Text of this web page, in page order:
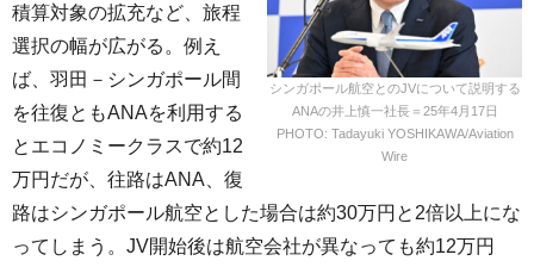
シンガポール航空とのJVについて説明する
ANAの井上慎一社長＝25年4月17日
PHOTO: Tadayuki YOSHIKAWA/Aviation
Wire
積算対象の拡充など、旅程
選択の幅が広がる。例え
ば、羽田－シンガポール間
を往復ともANAを利用する
とエコノミークラスで約12
万円だが、往路はANA、復
路はシンガポール航空とした場合は約30万円と2倍以上にな
ってしまう。JV開始後は航空会社が異なっても約12万円